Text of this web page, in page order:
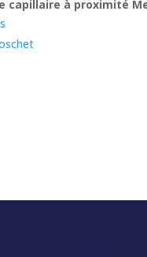
à proximité